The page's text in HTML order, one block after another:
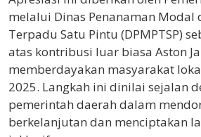
melalui Dinas Penanaman Modal
Terpadu Satu Pintu (DPMPTSP)
atas kontribusi luar biasa Aston
memberdayakan masyarakat
2025. Langkah ini dinilai sejalan
pemerintah daerah dalam
berkelanjutan dan menciptakan